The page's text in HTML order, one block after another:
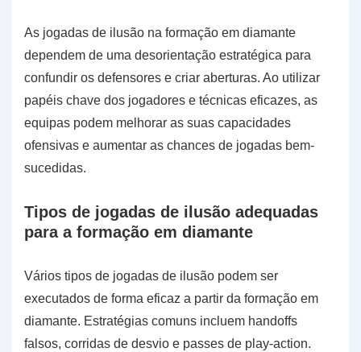
As jogadas de ilusão na formação em diamante
dependem de uma desorientação estratégica para
confundir os defensores e criar aberturas. Ao utilizar
papéis chave dos jogadores e técnicas eficazes, as
equipas podem melhorar as suas capacidades
ofensivas e aumentar as chances de jogadas bem-
sucedidas.
Tipos de jogadas de ilusão adequadas
para a formação em diamante
Vários tipos de jogadas de ilusão podem ser
executados de forma eficaz a partir da formação em
diamante. Estratégias comuns incluem handoffs
falsos, corridas de desvio e passes de play-action.